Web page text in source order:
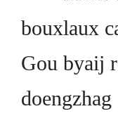
bouxlaux
Gou byaij